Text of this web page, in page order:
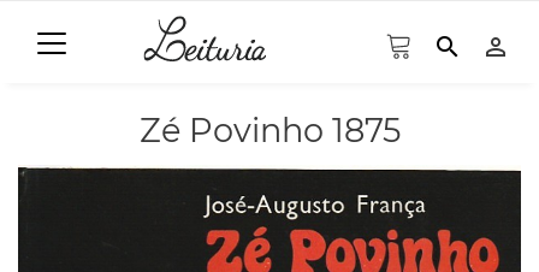
search person_outline
Zé Povinho 1875